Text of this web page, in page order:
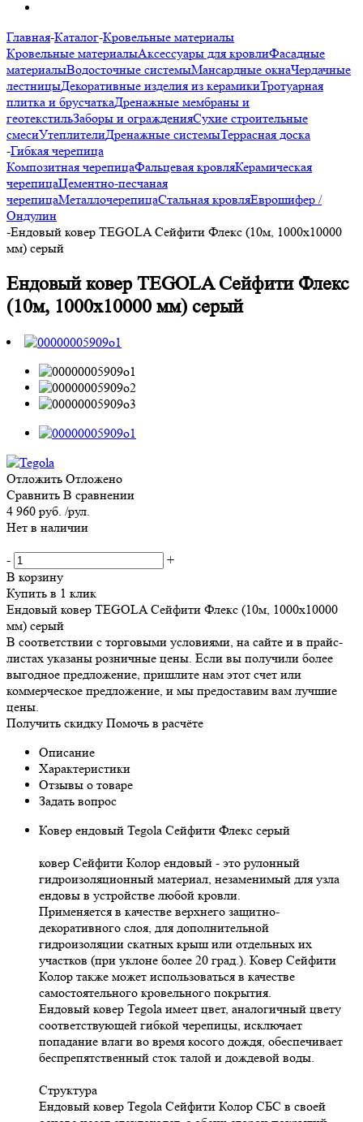
Главная-Каталог-Кровельные материалы
Кровельные материалыАксессуары для кровлиФасадные
материалыВодосточные системыМансардные окнаЧердачные
лестницыДекоративные изделия из керамикиТротуарная
плитка и брусчаткаДренажные мембраны и
геотекстильЗаборы и огражденияСухие строительные
смесиУтеплителиДренажные системыТеррасная доска
-Гибкая черепица
Композитная черепицаФальцевая кровляКерамическая
черепицаЦементно-песчаная
черепицаМеталлочерепицаСтальная кровляЕврошифер /
Ондулин
-Ендовый ковер TEGOLA Сейфити Флекс (10м, 1000х10000
мм) серый
Ендовый ковер TEGOLA Сейфити Флекс
(10м, 1000х10000 мм) серый
Отложить Отложено
Сравнить В сравнении
4 960 руб. /рул.
Нет в наличии
-
+
В корзину
Купить в 1 клик
Ендовый ковер TEGOLA Сейфити Флекс (10м, 1000х10000
мм) серый
В соответствии с торговыми условиями, на сайте и в прайс-
листах указаны розничные цены. Если вы получили более
выгодное предложение, пришлите нам этот счет или
коммерческое предложение, и мы предоставим вам лучшие
цены.
Получить скидку Помочь в расчёте
Описание
Характеристики
Отзывы о товаре
Задать вопрос
Ковер ендовый Tegola Сейфити Флекс серый
ковер Сейфити Колор ендовый - это рулонный
гидроизоляционный материал, незаменимый для узла
ендовы в устройстве любой кровли.
Применяется в качестве верхнего защитно-
декоративного слоя, для дополнительной
гидроизоляции скатных крыш или отдельных их
участков (при уклоне более 20 град.). Ковер Сейфити
Колор также может использоваться в качестве
самостоятельного кровельного покрытия.
Ендовый ковер Tegola имеет цвет, аналогичный цвету
соответствующей гибкой черепицы, исключает
попадание влаги во время косого дождя, обеспечивает
беспрепятственный сток талой и дождевой воды.
Структура
Ендовый ковер Tegola Сейфити Колор СБС в своей